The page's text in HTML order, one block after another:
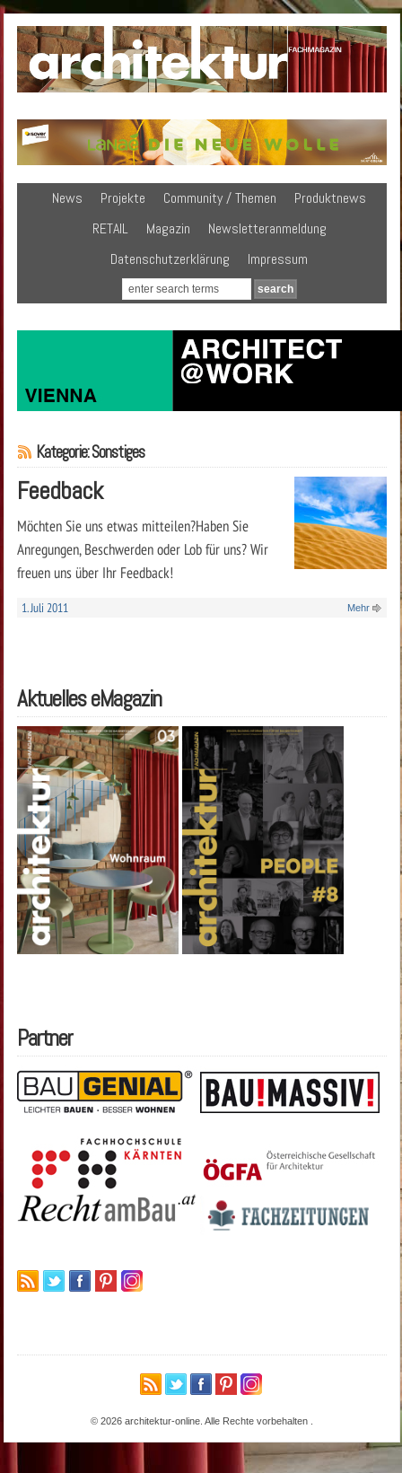
News Projekte Community / Themen
Produktnews
RETAIL
Magazin
Newsletteranmeldung
Datenschutzerklärung
Impressum
Kategorie: Sonstiges
Feedback
Möchten Sie uns etwas mitteilen?Haben Sie
Anregungen, Beschwerden oder Lob für uns? Wir
freuen uns über Ihr Feedback!
1. Juli 2011 Mehr
Aktuelles eMagazin
Partner
© 2026 architektur-online. Alle Rechte vorbehalten .